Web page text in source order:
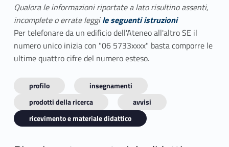
Qualora le informazioni riportate a lato risultino assenti,
incomplete o errate leggile seguenti istruzioni
Per telefonare da un edificio dell'Ateneo all'altro SE il
numero unico inizia con "06 5733xxxx" basta comporre le
ultime quattro cifre del numero esteso.
profilo
insegnamenti
prodotti della ricerca
avvisi
ricevimento e materiale didattico